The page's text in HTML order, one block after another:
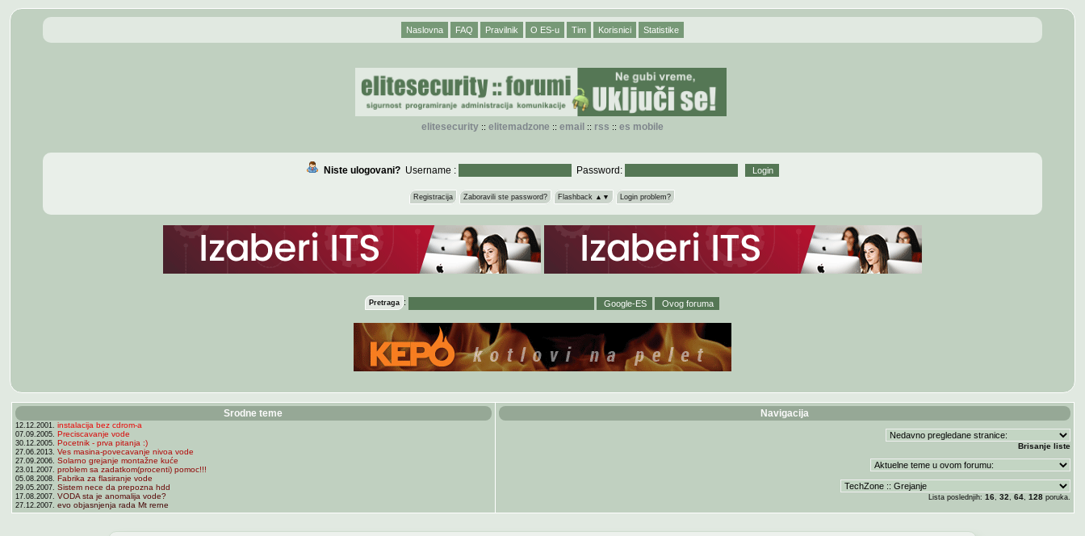
Naslovna FAQ Pravilnik O ES-u Tim Korisnici Statistike
elitesecurity:: elitemadzone :: email :: rss :: es mobile
Niste ulogovani?Username : Password:
Registracija Zaboravili ste password? Flashback ▲▼ Login problem?
Pretraga :
Srodne teme
12.12.2001. instalacija bez cdrom-a
07.09.2005. Preciscavanje vode
30.12.2005. Pocetnik - prva pitanja :)
27.06.2013. Ves masina-povecavanje nivoa vode
27.09.2006. Solarno grejanje montažne kuće
23.01.2007. problem sa zadatkom(procenti) pomoc!!!
05.08.2008. Fabrika za flasiranje vode
29.05.2007. Sistem nece da prepozna hdd
17.08.2007. VODA sta je anomalija vode?
27.12.2007. evo objasnjenja rada Mt rerne
Navigacija
Brisanje liste
Lista poslednjih: 16, 32 64, 128poruka.